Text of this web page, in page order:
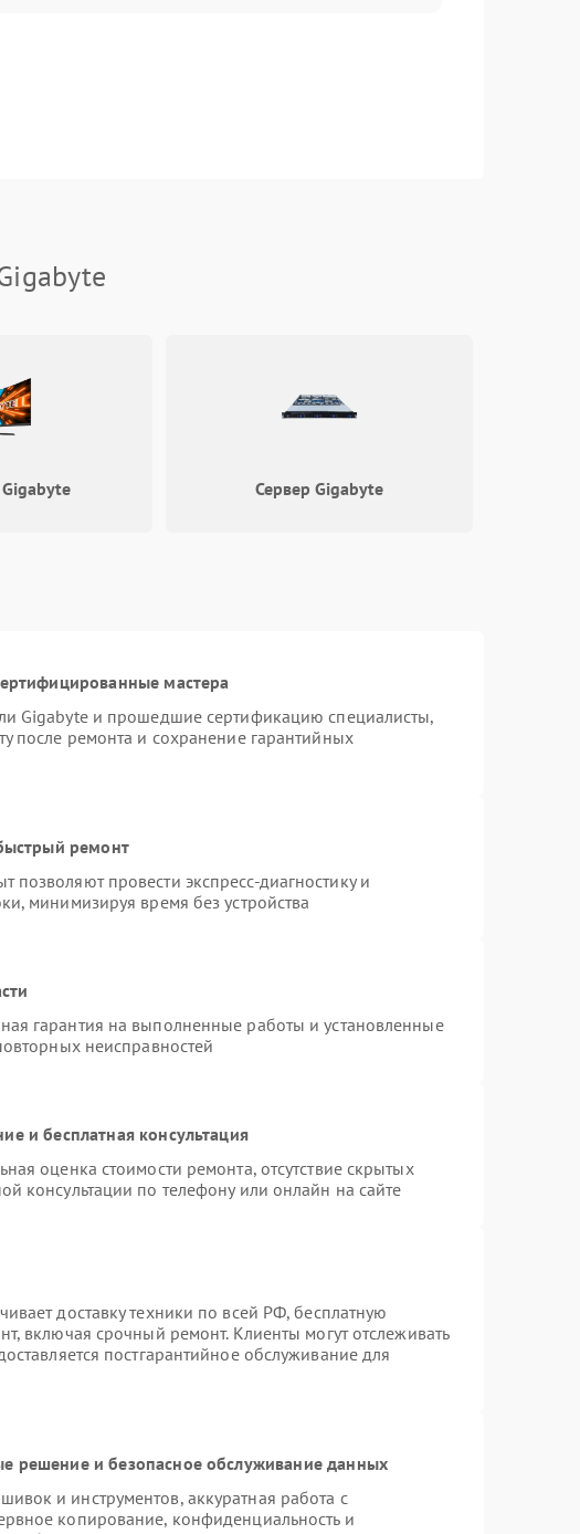
Сервер Gigabyte
мастера
Gigabyte и прошедшие сертификацию специалисты,
после ремонта и сохранение гарантийных
ремонт
провести экспресс-диагностику и
минимизируя время без устройства
гарантия на выполненные работы и установленные
неисправностей
и бесплатная консультация
оценка стоимости ремонта, отсутствие скрытых
консультации по телефону или онлайн на сайте
доставку техники по всей РФ, бесплатную
включая срочный ремонт. Клиенты могут отслеживать
постгарантийное обслуживание для
решение и безопасное обслуживание данных
и инструментов, аккуратная работа с
копирование, конфиденциальность и